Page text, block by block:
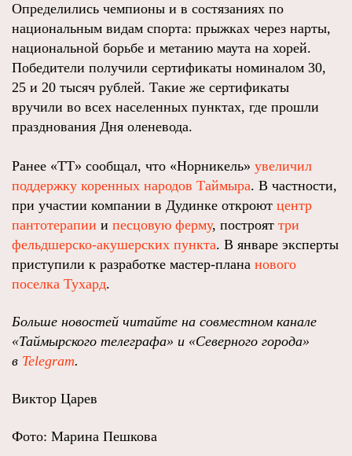
Определились чемпионы и в состязаниях по
национальным видам спорта: прыжках через нарты,
национальной борьбе и метанию маута на хорей.
Победители получили сертификаты номиналом 30,
25 и 20 тысяч рублей. Такие же сертификаты
вручили во всех населенных пунктах, где прошли
празднования Дня оленевода.
Ранее «ТТ» сообщал, что «Норникель» увеличил
поддержку коренных народов Таймыра. В частности,
при участии компании в Дудинке откроют центр
пантотерапии и песцовую ферму, построят три
фельдшерско-акушерских пункта. В январе эксперты
приступили к разработке мастер-плана нового
поселка Тухард.
Больше новостей читайте на совместном канале
«Таймырского телеграфа» и «Северного города»
в Telegram.
Виктор Царев
Фото: Марина Пешкова